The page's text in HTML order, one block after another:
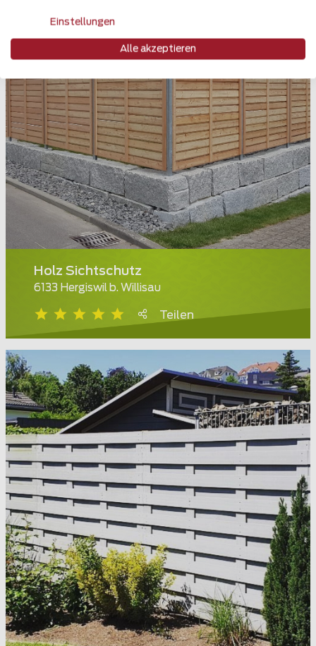
Holz Sichtschutz
6133 Hergiswil b. Willisau
Teilen
Einstellungen
Alle akzeptieren